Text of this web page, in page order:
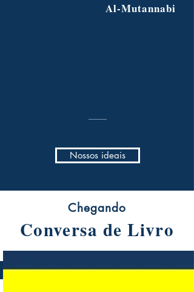
Al-Mutannabi
Nossos ideais
Chegando
Conversa de Livro